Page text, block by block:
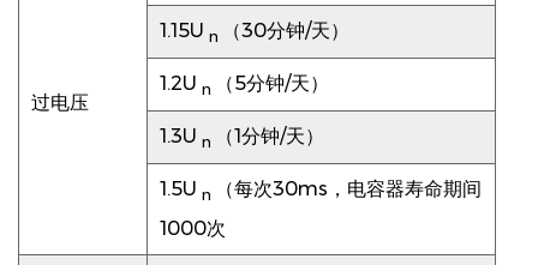
过电压
1.15U n （30分钟/天）
1.2U n （5分钟/天）
1.3U n （1分钟/天）
1.5U n
（每次30ms，电容器寿命期间
1000次